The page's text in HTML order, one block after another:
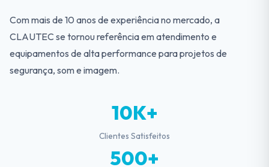
Com mais de 10 anos de experiência no mercado, a
CLAUTEC se tornou referência em atendimento e
equipamentos de alta performance para projetos de
segurança, som e imagem.
10K+
Clientes Satisfeitos
500+